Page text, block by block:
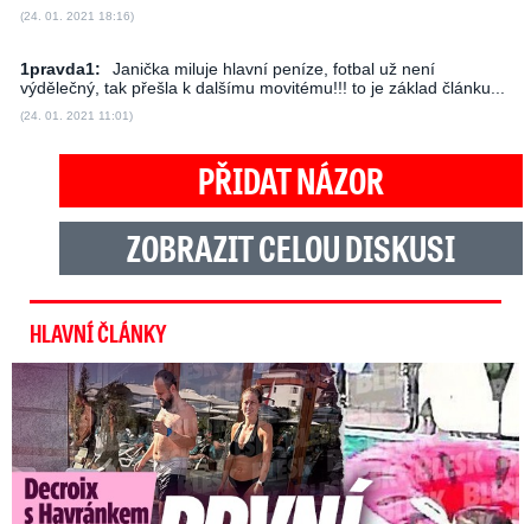
(24. 01. 2021 18:16)
1pravda1:
Janička miluje hlavní peníze, fotbal už není
výdělečný, tak přešla k dalšímu movitému!!! to je základ článku...
(24. 01. 2021 11:01)
PŘIDAT NÁZOR
ZOBRAZIT CELOU DISKUSI
HLAVNÍ ČLÁNKY
Exministryně s Havránkem dováděli v Polsku: První slova!